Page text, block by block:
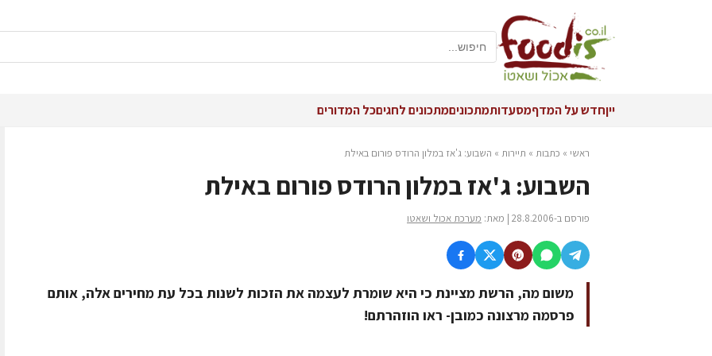
ייןחדש על המדףמסעדותמתכוניםמתכונים לחגיםכל המדורים
ראשי » כתבות » תיירות » השבוע: ג'אז במלון הרודס פורום באילת
השבוע: ג'אז במלון הרודס פורום באילת
פורסם ב-28.8.2006 | מאת: מערכת אכול ושאטו
משום מה, הרשת מציינת כי היא שומרת לעצמה את הזכות לשנות בכל עת מחירים אלה, אותם
פרסמה מרצונה כמובן- ראו הוזהרתם!